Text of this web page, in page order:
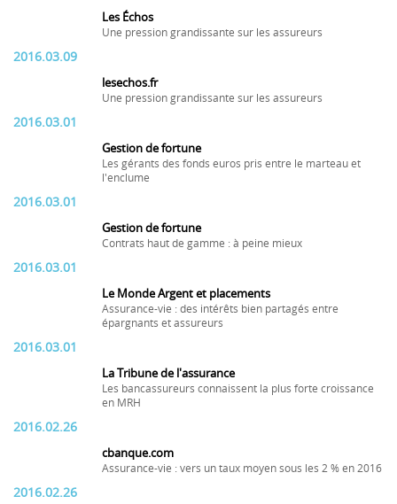
Les Échos
Une pression grandissante sur les assureurs
2016.03.09
lesechos.fr
Une pression grandissante sur les assureurs
2016.03.01
Gestion de fortune
Les gérants des fonds euros pris entre le marteau et
l'enclume
2016.03.01
Gestion de fortune
Contrats haut de gamme : à peine mieux
2016.03.01
Le Monde Argent et placements
Assurance-vie : des intérêts bien partagés entre
épargnants et assureurs
2016.03.01
La Tribune de l'assurance
Les bancassureurs connaissent la plus forte croissance
en MRH
2016.02.26
cbanque.com
Assurance-vie : vers un taux moyen sous les 2 % en 2016
2016.02.26